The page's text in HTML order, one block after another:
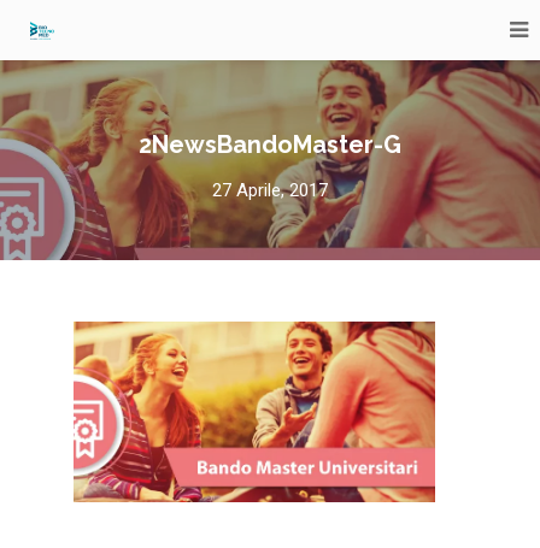
2NewsBandoMaster-G
27 Aprile, 2017